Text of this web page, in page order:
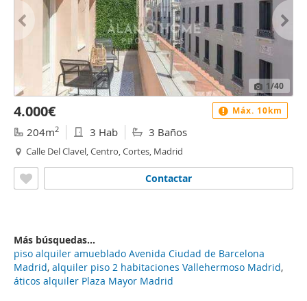
1/40
4.000€
204m2 3 Hab 3 Baños
Calle Del Clavel, Centro, Cortes, Madrid
Contactar
Máx. 10km
Más búsquedas...
piso alquiler amueblado Avenida Ciudad de Barcelona
Madrid, alquiler piso 2 habitaciones Vallehermoso Madrid,
áticos alquiler Plaza Mayor Madrid